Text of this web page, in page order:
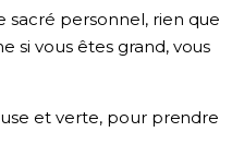
personnel, rien que
si vous êtes grand, vous
et verte, pour prendre